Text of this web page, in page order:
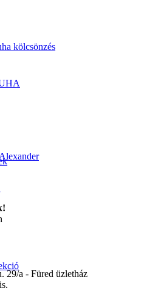
kölcsönzés
29/a - Füred üzletház
is.